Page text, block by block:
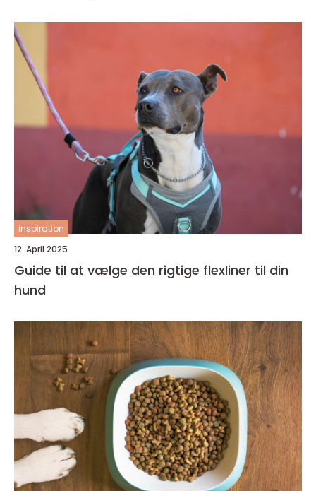
inspiration
12. April 2025
Guide til at vælge den rigtige flexliner til din
hund